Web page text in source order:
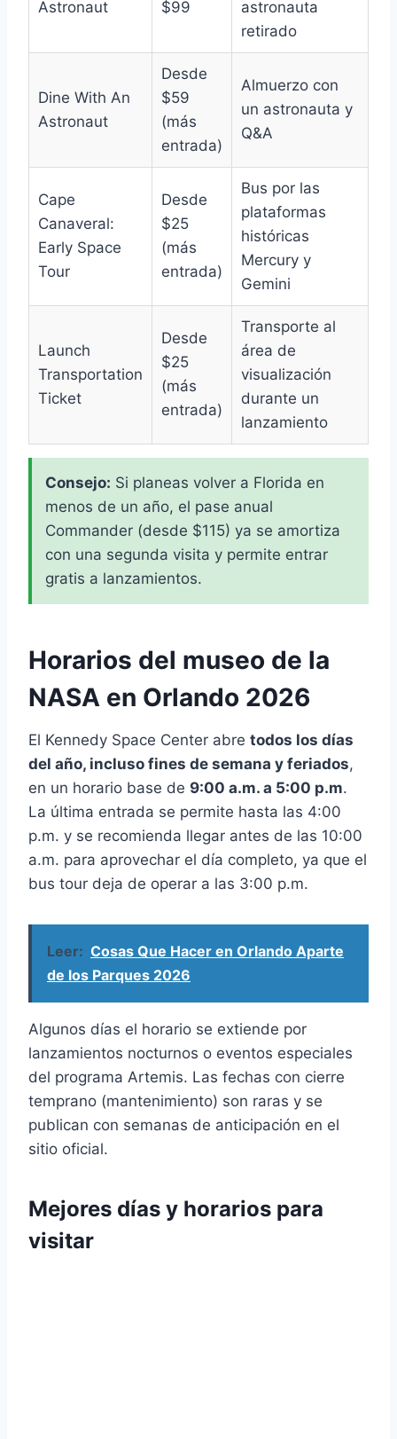
Astronaut $99
astronauta
retirado
Dine With An
Astronaut
Desde
$59
(más
entrada)
Almuerzo con
un astronauta y
Q&A
Cape
Canaveral:
Early Space
Tour
Desde
$25
(más
entrada)
Bus por las
plataformas
históricas
Mercury y
Gemini
Launch
Transportation
Ticket
Desde
$25
(más
entrada)
Transporte al
área de
visualización
durante un
lanzamiento
Consejo: Si planeas volver a Florida en
menos de un año, el pase anual
Commander (desde $115) ya se amortiza
con una segunda visita y permite entrar
gratis a lanzamientos.
Horarios del museo de la
NASA en Orlando 2026
El Kennedy Space Center abre todos los días
del año, incluso fines de semana y feriados,
en un horario base de 9:00 a.m. a 5:00 p.m.
La última entrada se permite hasta las 4:00
p.m. y se recomienda llegar antes de las 10:00
a.m. para aprovechar el día completo, ya que el
bus tour deja de operar a las 3:00 p.m.
Leer: Cosas Que Hacer en Orlando Aparte
de los Parques 2026
Algunos días el horario se extiende por
lanzamientos nocturnos o eventos especiales
del programa Artemis. Las fechas con cierre
temprano (mantenimiento) son raras y se
publican con semanas de anticipación en el
sitio oficial.
Mejores días y horarios para
visitar